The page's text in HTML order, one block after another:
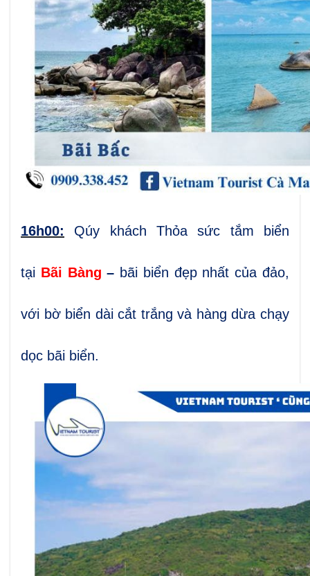
16h00: Qúy khách Thỏa sức tắm biển
tại Bãi Bàng– bãi biển đẹp nhất của đảo,
với bờ biển dài cắt trắng và hàng dừa chạy
dọc bãi biển.